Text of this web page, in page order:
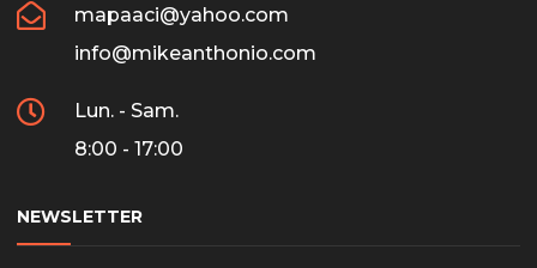
mapaaci@yahoo.com
info@mikeanthonio.com
Lun. - Sam.
8:00 - 17:00
NEWSLETTER